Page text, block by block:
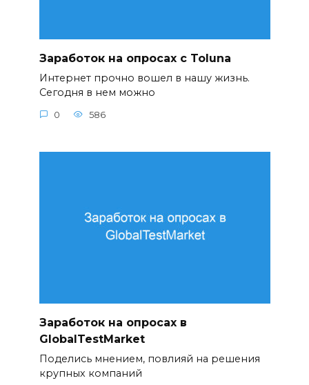
Заработок на опросах с Toluna
Интернет прочно вошел в нашу жизнь.
Сегодня в нем можно
0 586
Заработок на опросах в
GlobalTestMarket
Поделись мнением, повлияй на решения
крупных компаний